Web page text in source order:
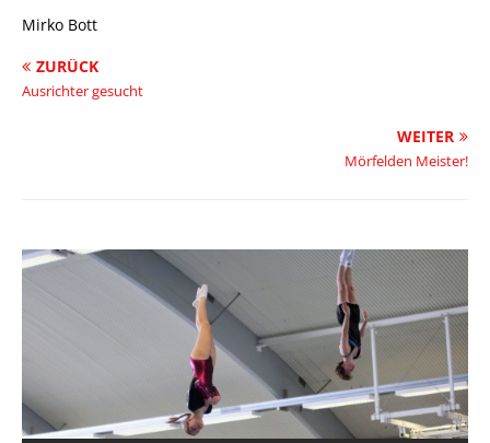
Mirko Bott
ZURÜCK
Ausrichter gesucht
WEITER
Mörfelden Meister!